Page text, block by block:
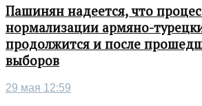
Пашинян надеется, что
нормализации армяно-
продолжится и после
выборов
29 мая 12:59